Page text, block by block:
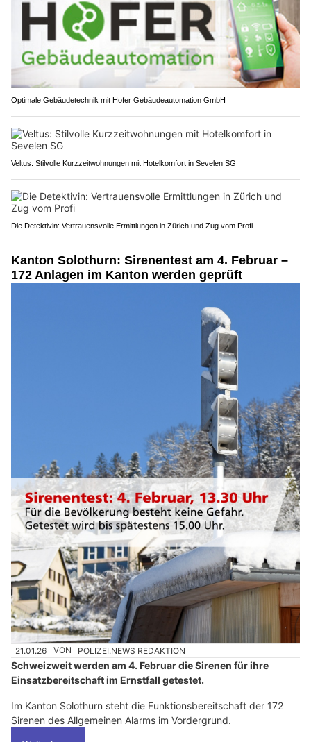
Optimale Gebäudetechnik mit Hofer Gebäudeautomation GmbH
Veltus: Stilvolle Kurzzeitwohnungen mit Hotelkomfort in Sevelen SG
Die Detektivin: Vertrauensvolle Ermittlungen in Zürich und Zug vom Profi
Kanton Solothurn: Sirenentest am 4. Februar –
172 Anlagen im Kanton werden geprüft
21.01.26 VON POLIZEI.NEWS REDAKTION
Schweizweit werden am 4. Februar die Sirenen für ihre
Einsatzbereitschaft im Ernstfall getestet.
Im Kanton Solothurn steht die Funktionsbereitschaft der 172
Sirenen des Allgemeinen Alarms im Vordergrund.